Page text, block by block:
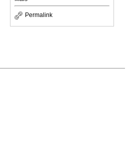
Permalink